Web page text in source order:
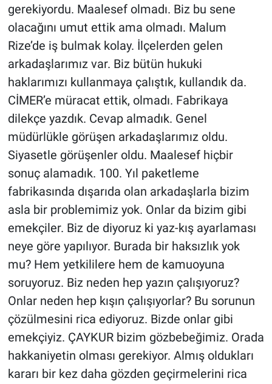
gerekiyordu. Maalesef olmadı. Biz bu sene
olacağını umut ettik ama olmadı. Malum
Rize’de iş bulmak kolay. İlçelerden gelen
arkadaşlarımız var. Biz bütün hukuki
haklarımızı kullanmaya çalıştık, kullandık da.
CİMER’e müracat ettik, olmadı. Fabrikaya
dilekçe yazdık. Cevap almadık. Genel
müdürlükle görüşen arkadaşlarımız oldu.
Siyasetle görüşenler oldu. Maalesef hiçbir
sonuç alamadık. 100. Yıl paketleme
fabrikasında dışarıda olan arkadaşlarla bizim
asla bir problemimiz yok. Onlar da bizim gibi
emekçiler. Biz de diyoruz ki yaz-kış ayarlaması
neye göre yapılıyor. Burada bir haksızlık yok
mu? Hem yetkililere hem de kamuoyuna
soruyoruz. Biz neden hep yazın çalışıyoruz?
Onlar neden hep kışın çalışıyorlar? Bu sorunun
çözülmesini rica ediyoruz. Bizde onlar gibi
emekçiyiz. ÇAYKUR bizim gözbebeğimiz. Orada
hakkaniyetin olması gerekiyor. Almış oldukları
kararı bir kez daha gözden geçirmelerini rica